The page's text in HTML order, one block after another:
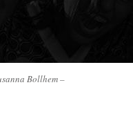
Bollhem –